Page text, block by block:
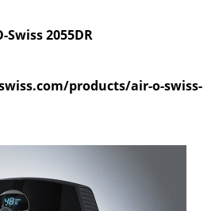
2055DR
products/air-o-swiss-